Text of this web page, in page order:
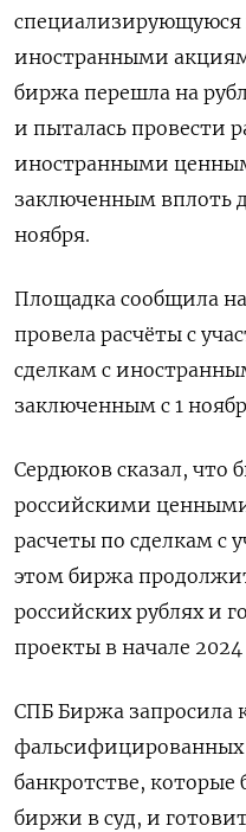
специализирующуюся
иностранными
биржа перешла на
и пыталась провести
иностранными
заключенным вплоть
ноября.
Площадка сообщила
провела расчёты с
сделкам с
заключенным с 1
Сердюков сказал, что
российскими
расчеты по сделкам с
этом биржа
российских рублях и
проекты в начале 2024
СПБ Биржа запросила
фальсифицированных
банкротстве,
биржи в суд, и